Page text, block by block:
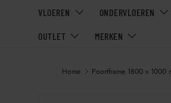
VLOEREN ONDERVLOEREN
OUTLET MERKEN
Home